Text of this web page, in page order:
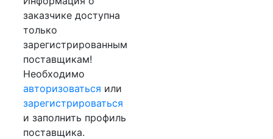
заказчике доступна
только
зарегистрированным
поставщикам!
Необходимо
авторизоваться или
зарегистрироваться
и заполнить профиль
поставщика.